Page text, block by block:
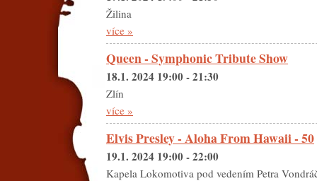
Žilina
více »
Queen - Symphonic Tribute Show
18.1. 2024 19:00 - 21:30
Zlín
více »
Elvis Presley - Aloha From Hawaii - 50
19.1. 2024 19:00 - 22:00
Kapela Lokomotiva pod vedením Petra